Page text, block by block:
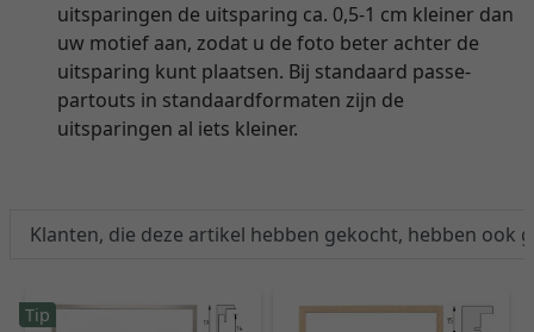
uitsparingen de uitsparing ca. 0,5-1 cm kleiner dan
uw motief aan, zodat u de foto beter achter de
uitsparing kunt plaatsen. Bij standaard passe-
partouts in standaardformaten zijn de
uitsparingen al iets kleiner.
Klanten, die deze artikel hebben gekocht, hebben ook
Tip